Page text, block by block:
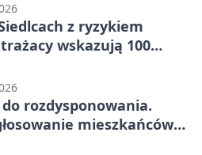
z ryzykiem
wskazują 100
do rozdysponowania.
mieszkańców